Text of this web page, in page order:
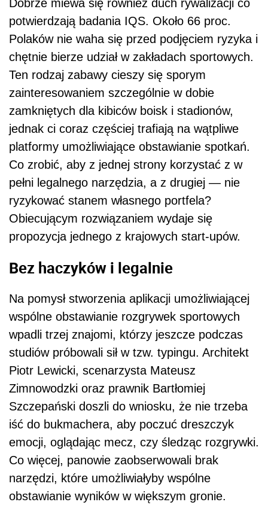
Dobrze miewa się również duch rywalizacji co
potwierdzają badania IQS. Około 66 proc.
Polaków nie waha się przed podjęciem ryzyka i
chętnie bierze udział w zakładach sportowych.
Ten rodzaj zabawy cieszy się sporym
zainteresowaniem szczególnie w dobie
zamkniętych dla kibiców boisk i stadionów,
jednak ci coraz częściej trafiają na wątpliwe
platformy umożliwiające obstawianie spotkań.
Co zrobić, aby z jednej strony korzystać z w
pełni legalnego narzędzia, a z drugiej — nie
ryzykować stanem własnego portfela?
Obiecującym rozwiązaniem wydaje się
propozycja jednego z krajowych start-upów.
Bez haczyków i legalnie
Na pomysł stworzenia aplikacji umożliwiającej
wspólne obstawianie rozgrywek sportowych
wpadli trzej znajomi, którzy jeszcze podczas
studiów próbowali sił w tzw. typingu. Architekt
Piotr Lewicki, scenarzysta Mateusz
Zimnowodzki oraz prawnik Bartłomiej
Szczepański doszli do wniosku, że nie trzeba
iść do bukmachera, aby poczuć dreszczyk
emocji, oglądając mecz, czy śledząc rozgrywki.
Co więcej, panowie zaobserwowali brak
narzędzi, które umożliwiałyby wspólne
obstawianie wyników w większym gronie.